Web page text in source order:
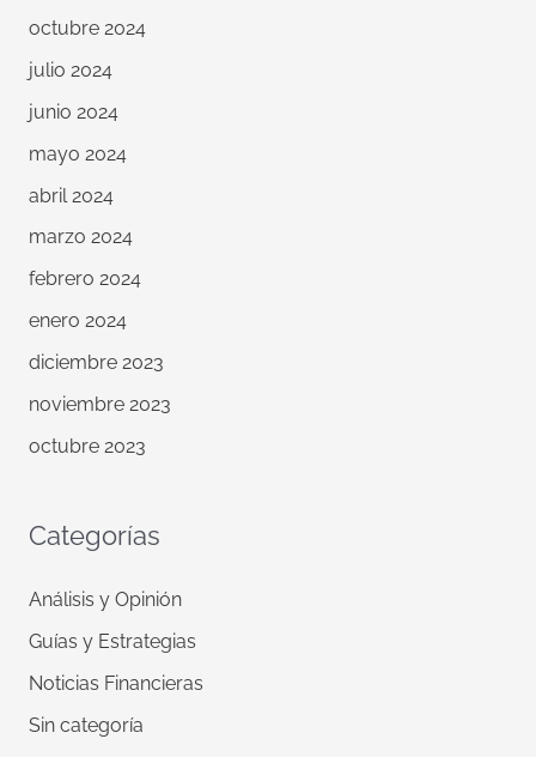
octubre 2024
julio 2024
junio 2024
mayo 2024
abril 2024
marzo 2024
febrero 2024
enero 2024
diciembre 2023
noviembre 2023
octubre 2023
Categorías
Análisis y Opinión
Guías y Estrategias
Noticias Financieras
Sin categoría